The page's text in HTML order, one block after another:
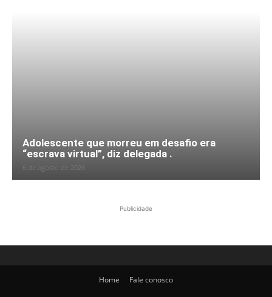
Adolescente que morreu em desafio era
“escrava virtual”, diz delegada .
6 de agosto de 2026
Publicidade
Home Fale conosco